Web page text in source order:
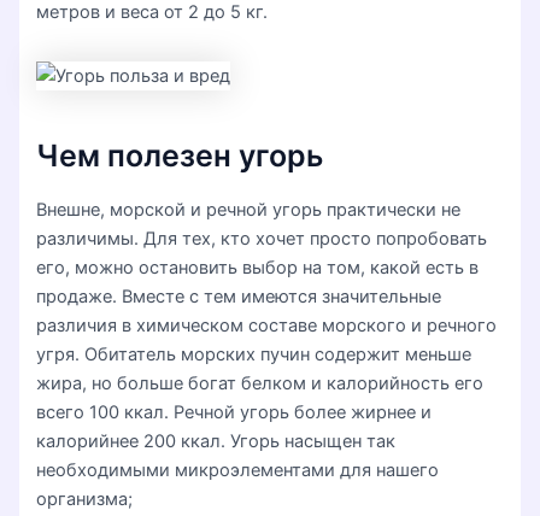
метров и веса от 2 до 5 кг.
Чем полезен угорь
Внешне, морской и речной угорь практически не
различимы. Для тех, кто хочет просто попробовать
его, можно остановить выбор на том, какой есть в
продаже. Вместе с тем имеются значительные
различия в химическом составе морского и речного
угря. Обитатель морских пучин содержит меньше
жира, но больше богат белком и калорийность его
всего 100 ккал. Речной угорь более жирнее и
калорийнее 200 ккал. Угорь насыщен так
необходимыми микроэлементами для нашего
организма;